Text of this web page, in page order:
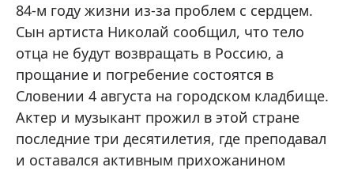
84-м году жизни из-за проблем с сердцем.
Сын артиста Николай сообщил, что тело
отца не будут возвращать в Россию, а
прощание и погребение состоятся в
Словении 4 августа на городском кладбище.
Актер и музыкант прожил в этой стране
последние три десятилетия, где преподавал
и оставался активным прихожанином